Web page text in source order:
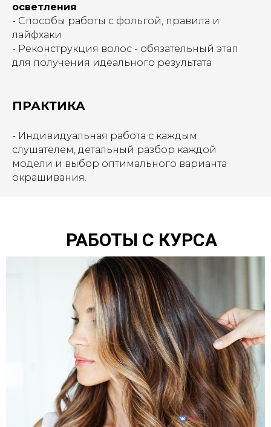
осветления
- Способы работы с фольгой, правила и
лайфхаки
- Реконструкция волос - обязательный этап
для получения идеального результата
ПРАКТИКА
- Индивидуальная работа с каждым
слушателем, детальный разбор каждой
модели и выбор оптимального варианта
окрашивания.
РАБОТЫ С КУРСА